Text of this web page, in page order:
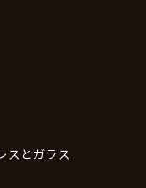
スとガラス